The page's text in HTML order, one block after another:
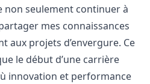
non seulement continuer à
mes connaissances
aux projets d’envergure. Ce
le début d’une carrière
innovation et performance